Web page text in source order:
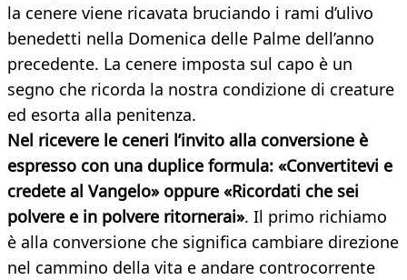
la cenere viene ricavata bruciando i rami d’ulivo
benedetti nella Domenica delle Palme dell’anno
precedente. La cenere imposta sul capo è un
segno che ricorda la nostra condizione di creature
ed esorta alla penitenza.
Nel ricevere le ceneri l’invito alla conversione è
espresso con una duplice formula: «Convertitevi e
credete al Vangelo» oppure «Ricordati che sei
polvere e in polvere ritornerai». Il primo richiamo
è alla conversione che significa cambiare direzione
nel cammino della vita e andare controcorrente